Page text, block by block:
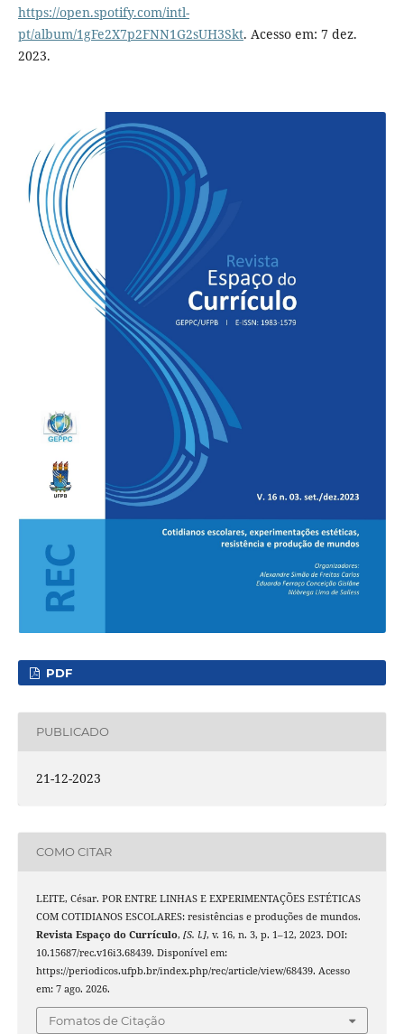
https://open.spotify.com/intl-
pt/album/1gFe2X7p2FNN1G2sUH3Skt. Acesso em: 7 dez.
2023.
PDF
PUBLICADO
21-12-2023
COMO CITAR
LEITE, César. POR ENTRE LINHAS E EXPERIMENTAÇÕES ESTÉTICAS
COM COTIDIANOS ESCOLARES: resistências e produções de mundos.
Revista Espaço do Currículo, [S. l.], v. 16, n. 3, p. 1–12, 2023. DOI:
10.15687/rec.v16i3.68439. Disponível em:
https://periodicos.ufpb.br/index.php/rec/article/view/68439. Acesso
em: 7 ago. 2026.
Fomatos de Citação